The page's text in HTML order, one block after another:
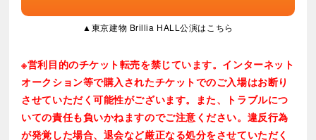
※車椅子でご来場予定のお客様は、7/11(土)より東宝テ
様の人数をお伺いいたします。(Vpassチケットでの取
り扱いはございません)
※最新の情報については公式サイト をご確認くださ
い。
▲東京建物 Brillia HALL公演はこちら
※営利目的のチケット転売を禁じています。インターネット
オークション等で購入されたチケットでのご入場はお断り
させていただく可能性がございます。また、トラブルにつ
いての責任も負いかねますのでご注意ください。違反行為
が発覚した場合、退会など厳正なる処分をさせていただく